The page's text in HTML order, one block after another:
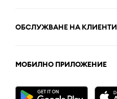
ОБСЛУЖВАНЕ НА КЛИЕНТИ
МОБИЛНО ПРИЛОЖЕНИЕ